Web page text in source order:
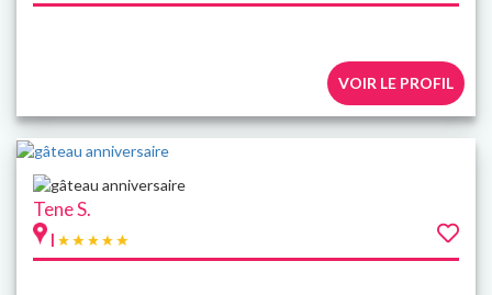
VOIR LE PROFIL
Tene S.
|